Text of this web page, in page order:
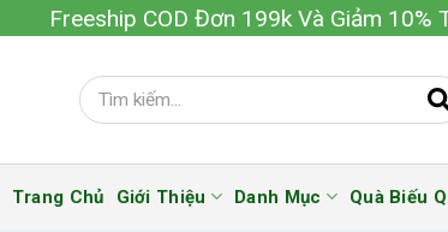
Freeship COD Đơn 199k Và Giảm 10%
Trang Chủ Giới Thiệu Danh Mục Quà Biếu